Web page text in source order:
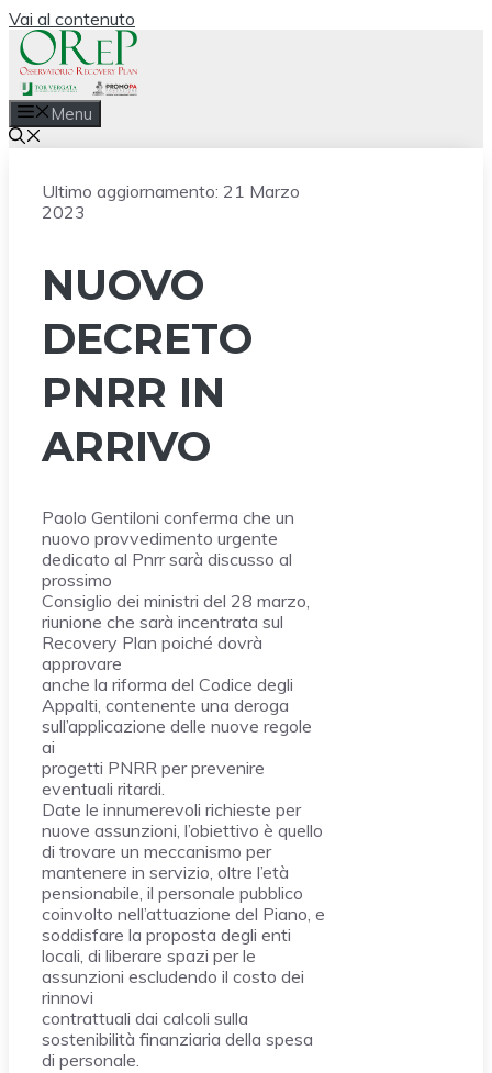
Vai al contenuto
Menu
Ultimo aggiornamento: 21 Marzo
2023
NUOVO
DECRETO
PNRR IN
ARRIVO
Paolo Gentiloni conferma che un
nuovo provvedimento urgente
dedicato al Pnrr sarà discusso al
prossimo
Consiglio dei ministri del 28 marzo,
riunione che sarà incentrata sul
Recovery Plan poiché dovrà
approvare
anche la riforma del Codice degli
Appalti, contenente una deroga
sull’applicazione delle nuove regole
ai
progetti PNRR per prevenire
eventuali ritardi.
Date le innumerevoli richieste per
nuove assunzioni, l’obiettivo è quello
di trovare un meccanismo per
mantenere in servizio, oltre l’età
pensionabile, il personale pubblico
coinvolto nell’attuazione del Piano, e
soddisfare la proposta degli enti
locali, di liberare spazi per le
assunzioni escludendo il costo dei
rinnovi
contrattuali dai calcoli sulla
sostenibilità finanziaria della spesa
di personale.